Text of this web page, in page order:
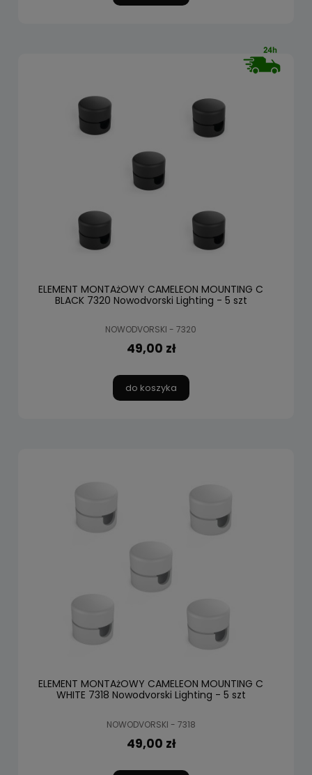
ELEMENT MONTAżOWY CAMELEON MOUNTING C
BLACK 7320 Nowodvorski Lighting - 5 szt
NOWODVORSKI - 7320
49,00 zł
do koszyka
ELEMENT MONTAżOWY CAMELEON MOUNTING C
WHITE 7318 Nowodvorski Lighting - 5 szt
NOWODVORSKI - 7318
49,00 zł